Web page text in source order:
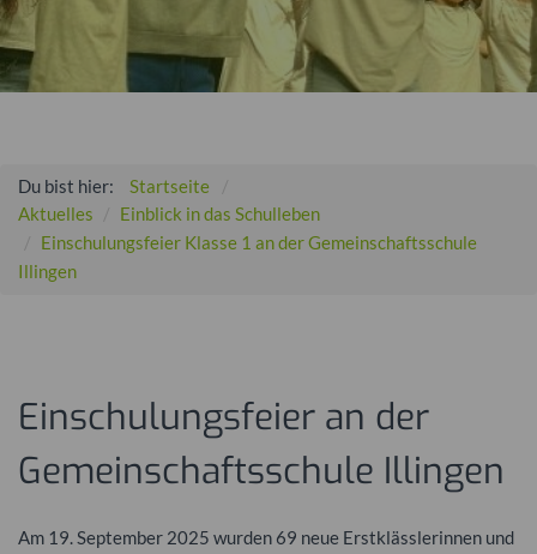
Du bist hier:
Startseite
Aktuelles
Einblick in das Schulleben
Einschulungsfeier Klasse 1 an der Gemeinschaftsschule
Illingen
Einschulungsfeier an der
Gemeinschaftsschule Illingen
Am 19. September 2025 wurden 69 neue Erstklässlerinnen und